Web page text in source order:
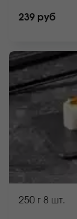
239 руб
250 г 8 шт.